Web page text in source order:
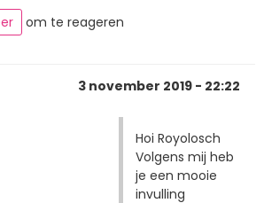
om te reageren
3 november 2019 - 22:22
Hoi Royolosch
Volgens mij heb
je een mooie
invulling